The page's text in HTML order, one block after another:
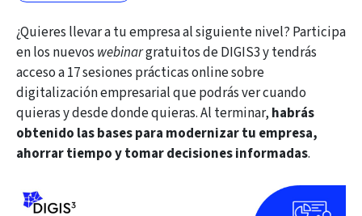
¿Quieres llevar a tu empresa al siguiente nivel? Participa
en los nuevos webinargratuitos de DIGIS3 y tendrás
acceso a 17 sesiones prácticas online sobre
digitalización empresarial que podrás ver cuando
quieras y desde donde quieras. Al terminar, habrás
obtenido las bases para modernizar tu empresa,
ahorrar tiempo y tomar decisiones informadas.